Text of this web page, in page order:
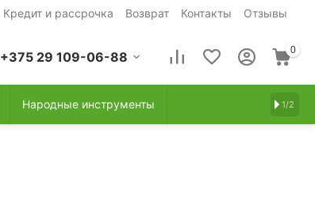
Кредит и рассрочка Возврат Контакты Отзывы
+375 29 109-06-88 0
Народные инструменты 1/2